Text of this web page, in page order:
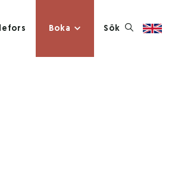
Boka Sök